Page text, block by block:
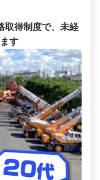
取得制度で、未経
す